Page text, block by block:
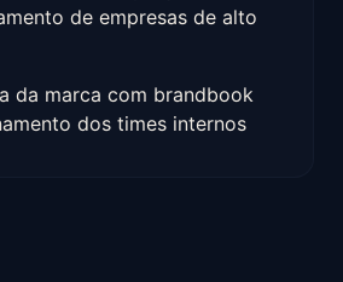
de empresas de alto
da marca com brandbook
dos times internos